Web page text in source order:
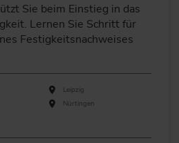
Sie beim Einstieg in das
Lernen Sie Schritt für
Festigkeitsnachweises
Leipzig
Nürtingen